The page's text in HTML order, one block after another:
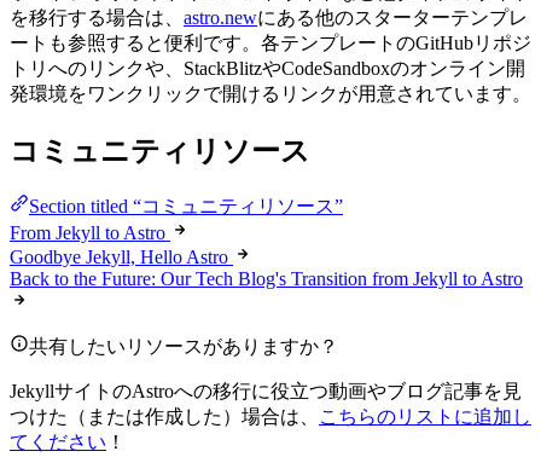
を移行する場合は、 astro.newにある他のスターターテンプレ
ートも参照すると便利です。各テンプレートのGitHubリポジ
トリへのリンクや、StackBlitzやCodeSandboxのオンライン開
発環境をワンクリックで開けるリンクが用意されています。
コミュニティリソース
Section titled “コミュニティリソース”
From Jekyll to Astro
Goodbye Jekyll, Hello Astro
Back to the Future: Our Tech Blog's Transition from Jekyll to Astro
共有したいリソースがありますか？
JekyllサイトのAstroへの移行に役立つ動画やブログ記事を見
つけた（または作成した）場合は、
こちらのリストに追加し
てください ！